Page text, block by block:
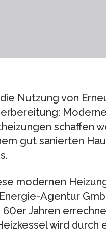
Nutzung von
schaffen
gut sanierten
modernen
Agentur
Jahren
wird durch